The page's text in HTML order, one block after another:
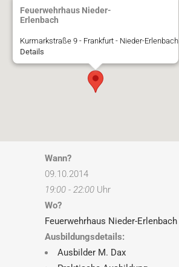
Feuerwehrhaus Nieder-
Erlenbach
Kurmarkstraße 9 - Frankfurt - Nieder-Erlenbach
Details
Wann?
09.10.2014
19:00 - 22:00 Uhr
Wo?
Feuerwehrhaus Nieder-Erlenbach
Ausbildungsdetails:
Ausbilder M. Dax